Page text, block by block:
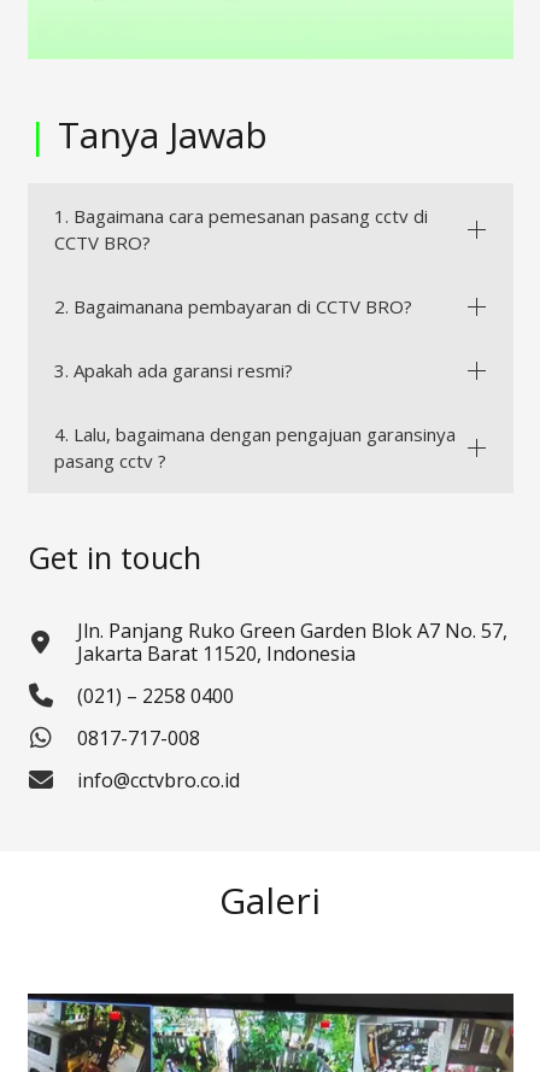
| Tanya Jawab
1. Bagaimana cara pemesanan pasang cctv di
CCTV BRO?
2. Bagaimanana pembayaran di CCTV BRO?
3. Apakah ada garansi resmi?
4. Lalu, bagaimana dengan pengajuan garansinya
pasang cctv ?
Get in touch
Jln. Panjang Ruko Green Garden Blok A7 No. 57,
Jakarta Barat 11520, Indonesia
(021) – 2258 0400
0817-717-008
info@cctvbro.co.id
Galeri